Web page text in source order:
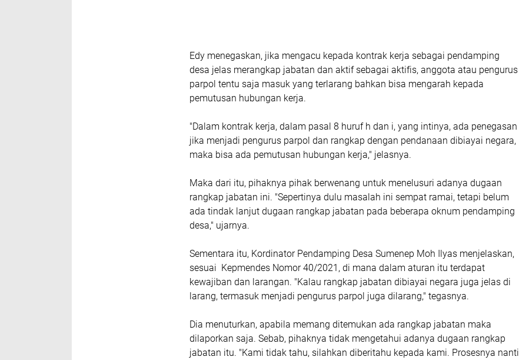
Edy menegaskan, jika mengacu kepada kontrak kerja sebagai pendamping
desa jelas merangkap jabatan dan aktif sebagai aktifis, anggota atau pengurus
parpol tentu saja masuk yang terlarang bahkan bisa mengarah kepada
pemutusan hubungan kerja.
"Dalam kontrak kerja, dalam pasal 8 huruf h dan i, yang intinya, ada penegasan
jika menjadi pengurus parpol dan rangkap dengan pendanaan dibiayai negara,
maka bisa ada pemutusan hubungan kerja," jelasnya.
Maka dari itu, pihaknya pihak berwenang untuk menelusuri adanya dugaan
rangkap jabatan ini. "Sepertinya dulu masalah ini sempat ramai, tetapi belum
ada tindak lanjut dugaan rangkap jabatan pada beberapa oknum pendamping
desa," ujarnya.
Sementara itu, Kordinator Pendamping Desa Sumenep Moh Ilyas menjelaskan,
sesuai Kepmendes Nomor 40/2021, di mana dalam aturan itu terdapat
kewajiban dan larangan. "Kalau rangkap jabatan dibiayai negara juga jelas di
larang, termasuk menjadi pengurus parpol juga dilarang," tegasnya.
Dia menuturkan, apabila memang ditemukan ada rangkap jabatan maka
dilaporkan saja. Sebab, pihaknya tidak mengetahui adanya dugaan rangkap
jabatan itu. "Kami tidak tahu, silahkan diberitahu kepada kami. Prosesnya nanti